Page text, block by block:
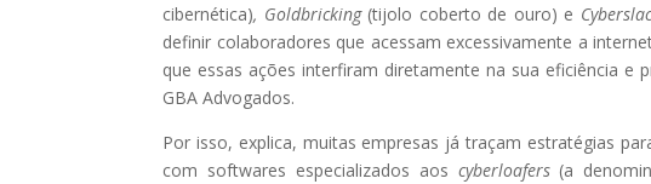
cibernética), Goldbricking(tijolo coberto de ouro) e
definir colaboradores que acessam excessivamente a
que essas ações interfiram diretamente na sua eficiência e
GBA Advogados.
Por isso, explica, muitas empresas já traçam estratégias
com softwares especializados aos cyberloafers(a